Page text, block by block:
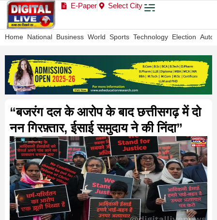
E-Paper Select City
Home National Business World Sports Technology Election Auto
“बजरंग दल के आरोप के बाद छत्तीसगढ़ में दो
नन गिरफ़्तार, ईसाई समुदाय ने की निंदा”